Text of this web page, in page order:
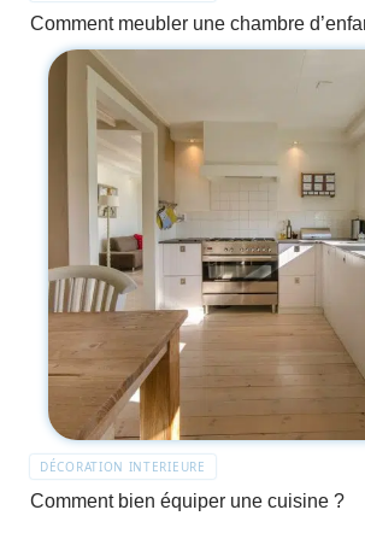
Comment meubler une chambre
DÉCORATION INTERIEURE
Comment bien équiper une cuisine ?